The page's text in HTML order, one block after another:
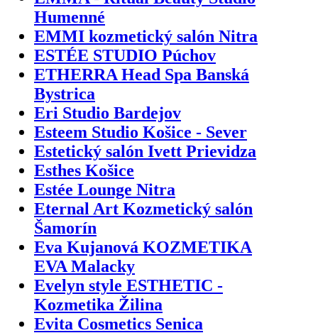
Humenné
EMMI kozmetický salón Nitra
ESTÉE STUDIO Púchov
ETHERRA Head Spa Banská
Bystrica
Eri Studio Bardejov
Esteem Studio Košice - Sever
Estetický salón Ivett Prievidza
Esthes Košice
Estée Lounge Nitra
Eternal Art Kozmetický salón
Šamorín
Eva Kujanová KOZMETIKA
EVA Malacky
Evelyn style ESTHETIC -
Kozmetika Žilina
Evita Cosmetics Senica